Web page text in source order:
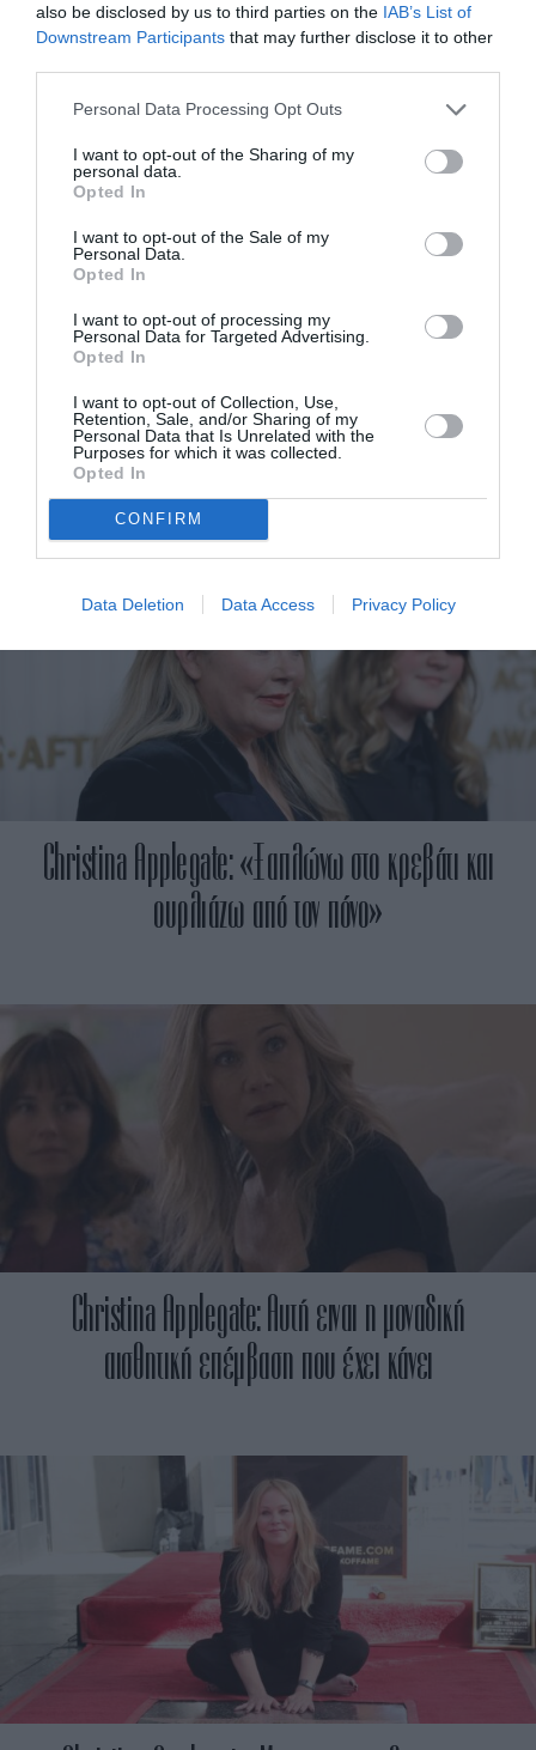
also be disclosed by us to third parties on the IAB’s List of
Downstream Participants that may further disclose it to other
Personal Data Processing Opt Outs
I want to opt-out of the Sharing of my
personal data.
Opted In
I want to opt-out of the Sale of my
Personal Data.
Opted In
I want to opt-out of processing my
Personal Data for Targeted Advertising.
Opted In
I want to opt-out of Collection, Use,
Retention, Sale, and/or Sharing of my
Personal Data that Is Unrelated with the
Purposes for which it was collected.
Opted In
CONFIRM
Data Deletion Data Access Privacy Policy
Christina Applegate: Παρατήρησε το πρώτο
σύμπτωμα της σκλήρυνσης κατά πλάκας στα
γυρίσματα του «Dead to Me»
Christina Applegate: «Ξαπλώνω στο κρεβάτι και
ουρλιάζω από τον πόνο»
Christina Applegate: Αυτή ειναι η μοναδική
αισθητική επέμβαση που έχει κάνει